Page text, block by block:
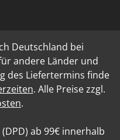
Deutschland bei
andere Länder und
des Liefertermins finde
. Alle Preise zzgl.
.
ab 99€ innerhalb